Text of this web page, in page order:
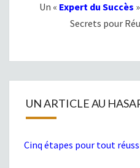
Un « Expert du Succès
Secrets pour
UN ARTICLE AU
Cinq étapes pour tout